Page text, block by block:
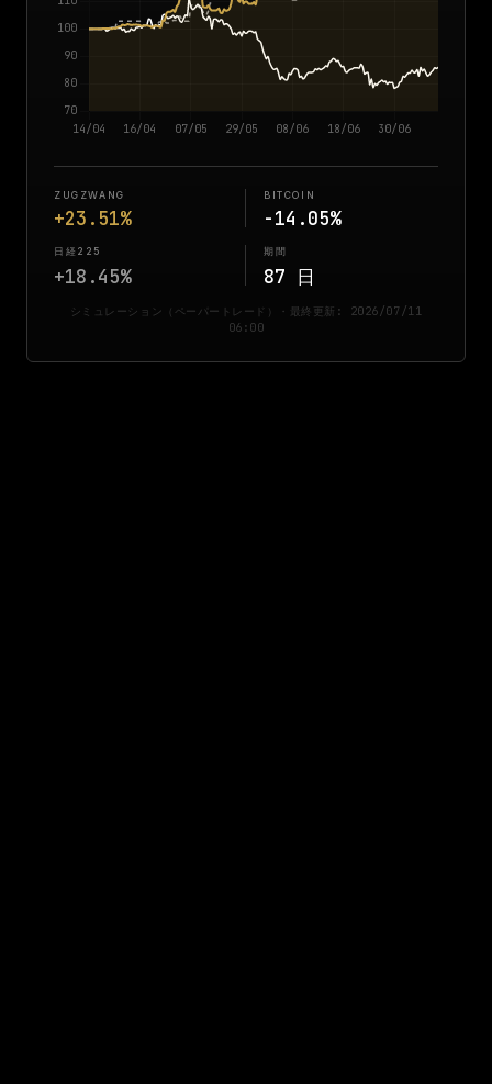
ZUGZWANG
+23.51%
BITCOIN
-14.05%
日経225
+18.45%
期間
87 日
シミュレーション（ペーパートレード）・最終更新: 2026/07/11
06:00